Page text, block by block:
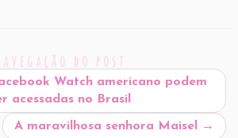
A
p
p
P
re
ss
t
d
s
d
n
do post
Watch americano podem
acessadas no Brasil
A maravilhosa senhora Maisel →